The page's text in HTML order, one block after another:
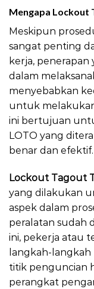
Mengapa Lockout
Meskipun
sangat penting
kerja,
dalam
menyebabkan
untuk
ini bertujuan
LOTO yang
benar dan efektif.
Lockout Tagout
yang dilakukan
aspek dalam
peralatan sudah
ini, pekerja atau
langkah-langkah
titik penguncian
perangkat